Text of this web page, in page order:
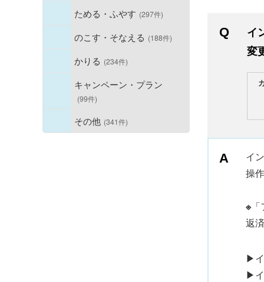
ためる・ふやす (297件)
のこす・そなえる (188件)
かりる (234件)
キャンペーン・プラン
(99件)
その他 (341件)
イ
変
イ
操
※
返
▶
▶